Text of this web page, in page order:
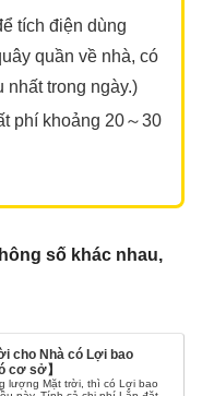
tích điện dùng
quần về nhà, có
nhất trong ngày.)
phí khoảng 20～30
số khác nhau,
cho Nhà có Lợi bao
cơ sở】
lượng Mặt trời, thì có Lợi bao